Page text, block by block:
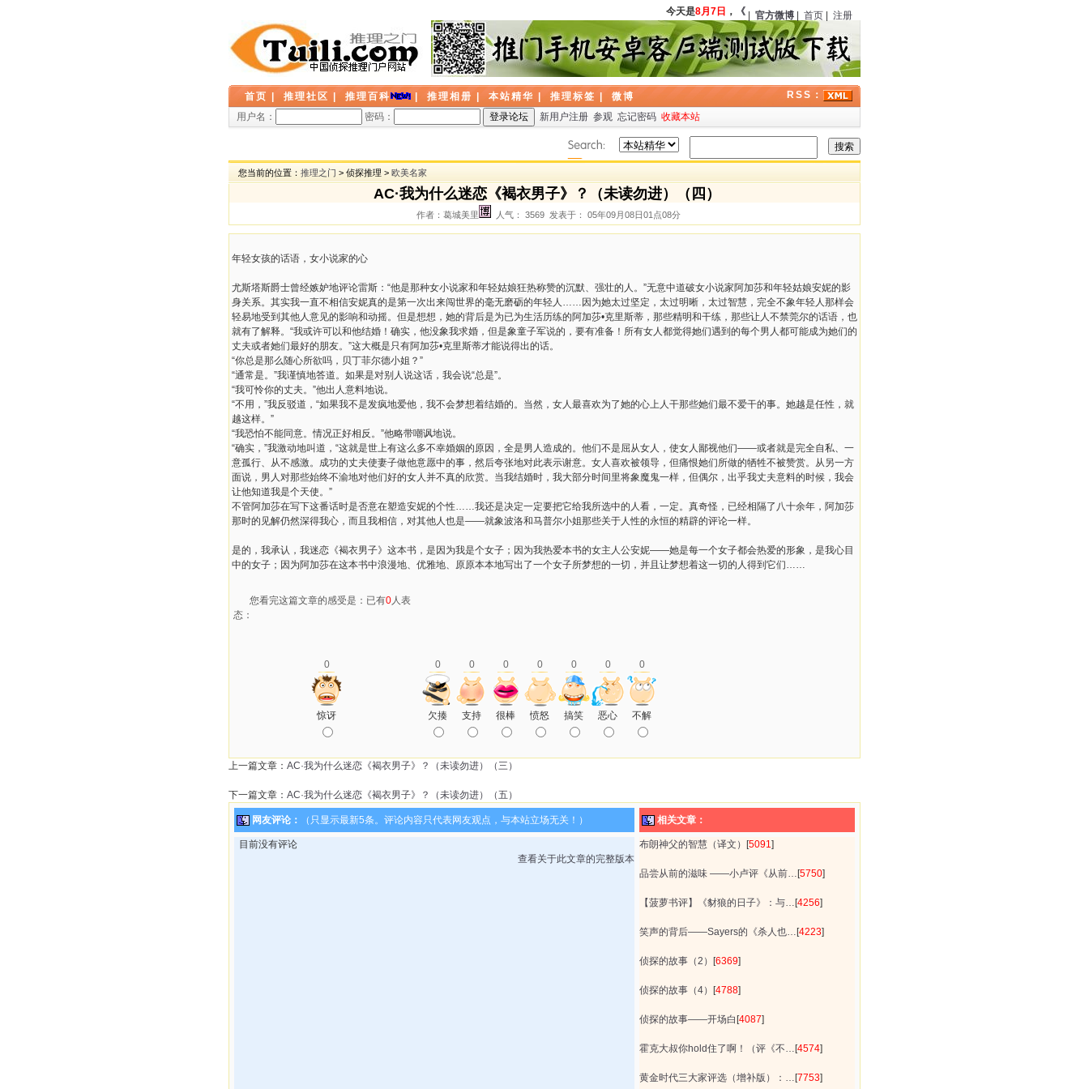
今天是8月7日， 《绣像小说》（中国）第六期刊载《银光马案》
官方微博 首页 注册
首页 推理社区 推理百科 推理相册 本站精华 推理标签 微博
RSS：
用户名：
密码： 新用户注册 参观 忘记密码 收藏本站
您当前的位置： 推理之门 > 侦探推理 > 欧美名家
AC·我为什么迷恋《褐衣男子》？（未读勿进）（四）
作者：葛城美里 人气： 3569 发表于： 05年09月08日01点08分
年轻女孩的话语，女小说家的心
尤斯塔斯爵士曾经嫉妒地评论雷斯：“他是那种女小说家和年轻姑娘狂热称赞的沉默、强壮的人。”无意中道破女小说家阿加莎和年轻姑娘安妮的影
身关系。其实我一直不相信安妮真的是第一次出来闯世界的毫无磨砺的年轻人……因为她太过坚定，太过明晰，太过智慧，完全不象年轻人那样会
轻易地受到其他人意见的影响和动摇。但是想想，她的背后是为已为生活历练的阿加莎•克里斯蒂，那些精明和干练，那些让人不禁莞尔的话语，也
就有了解释。“我或许可以和他结婚！确实，他没象我求婚，但是象童子军说的，要有准备！所有女人都觉得她们遇到的每个男人都可能成为她们的
丈夫或者她们最好的朋友。”这大概是只有阿加莎•克里斯蒂才能说得出的话。
“你总是那么随心所欲吗，贝丁菲尔德小姐？”
“通常是。”我谨慎地答道。如果是对别人说这话，我会说“总是”。
“我可怜你的丈夫。”他出人意料地说。
“不用，”我反驳道，“如果我不是发疯地爱他，我不会梦想着结婚的。当然，女人最喜欢为了她的心上人干那些她们最不爱干的事。她越是任性，就
越这样。”
“我恐怕不能同意。情况正好相反。”他略带嘲讽地说。
“确实，”我激动地叫道，“这就是世上有这么多不幸婚姻的原因，全是男人造成的。他们不是屈从女人，使女人鄙视他们——或者就是完全自私、一
意孤行、从不感激。成功的丈夫使妻子做他意愿中的事，然后夸张地对此表示谢意。女人喜欢被领导，但痛恨她们所做的牺牲不被赞赏。从另一方
面说，男人对那些始终不渝地对他们好的女人并不真的欣赏。当我结婚时，我大部分时间里将象魔鬼一样，但偶尔，出乎我丈夫意料的时候，我会
让他知道我是个天使。”
不管阿加莎在写下这番话时是否意在塑造安妮的个性……我还是决定一定要把它给我所选中的人看，一定。真奇怪，已经相隔了八十余年，阿加莎
那时的见解仍然深得我心，而且我相信，对其他人也是——就象波洛和马普尔小姐那些关于人性的永恒的精辟的评论一样。
是的，我承认，我迷恋《褐衣男子》这本书，是因为我是个女子；因为我热爱本书的女主人公安妮——她是每一个女子都会热爱的形象，是我心目
中的女子；因为阿加莎在这本书中浪漫地、优雅地、原原本本地写出了一个女子所梦想的一切，并且让梦想着这一切的人得到它们……
您看完这篇文章的感受是：已有0人表
态：
0 0 0 0 0 0 0 0
惊讶 欠揍 支持 很棒 愤怒 搞笑 恶心 不解
上一篇文章： AC·我为什么迷恋《褐衣男子》？（未读勿进）（三）
下一篇文章： AC·我为什么迷恋《褐衣男子》？（未读勿进）（五）
网友评论： （只显示最新5条。评论内容只代表网友观点，与本站立场无关！） 相关文章：
目前没有评论
查看关于此文章的完整版本
布朗神父的智慧（译文） [5091]
品尝从前的滋味 ——小卢评《从前… [5750]
【菠萝书评】《豺狼的日子》：与… [4256]
笑声的背后——Sayers的《杀人也… [4223]
侦探的故事（2） [6369]
侦探的故事（4） [4788]
侦探的故事——开场白 [4087]
霍克大叔你hold住了啊！（评《不… [4574]
黄金时代三大家评选（增补版）：… [7753]